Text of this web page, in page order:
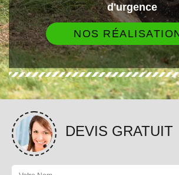
d'urgence
NOS
DEVIS GRATUIT